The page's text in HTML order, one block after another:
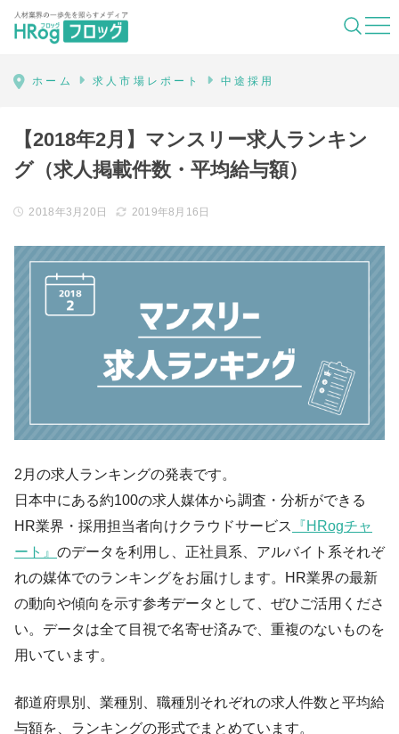
HRog | 人材業界の一歩先を照らすメディ
ホーム 求人市場レポート 中途採用
【2018年2月】マンスリー求人ランキン
グ（求人掲載件数・平均給与額）
2018年3月20日 2019年8月16日
2月の求人ランキングの発表です。
日本中にある約100の求人媒体から調査・分析ができる
HR業界・採用担当者向けクラウドサービス
『HRogチャ
ート』 のデータを利用し、正社員系、アルバイト系それぞ
れの媒体でのランキングをお届けします。HR業界の最新
の動向や傾向を示す参考データとして、ぜひご活用くださ
い。データは全て目視で名寄せ済みで、重複のないものを
用いています。
都道府県別、業種別、職種別それぞれの求人件数と平均給
与額を、ランキングの形式でまとめています。